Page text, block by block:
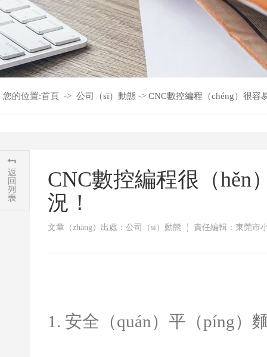
您的位置:首頁 -> 公司（sī）動態 -> CNC數控編程（chéng）很容
CNC數控編程很（hěn
況！
文章（zhāng）出處：公司（sī）動態 責任編輯：東莞市
1. 安全（quán）平（píng）